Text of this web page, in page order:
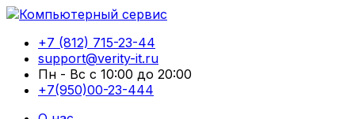
+7 (812) 715-23-44
support@verity-it.ru
Пн - Вс с 10:00 до 20:00
+7(950)00-23-444